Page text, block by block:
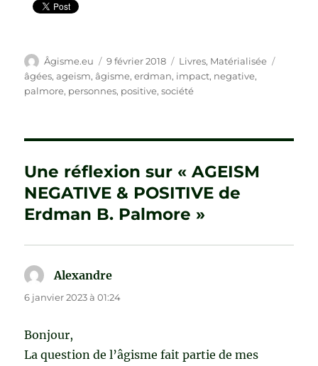
Auteur
Âgisme.eu
Publié
le
9 février 2018 Catégories
Livres, Matérialisée
âgées,ageism,âgisme,erdman, impact, negative,
palmore, personnes, positive,société
Une réflexion sur « AGEISM
NEGATIVE & POSITIVE de
Erdman B. Palmore »
Alexandre
6 janvier 2023 à 01:24
Bonjour,
La question de l’âgisme fait partie de mes